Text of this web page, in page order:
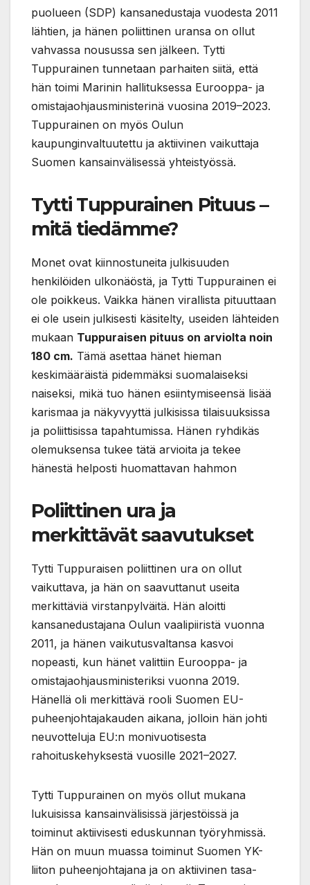
puolueen (SDP) kansanedustaja vuodesta 2011
lähtien, ja hänen poliittinen uransa on ollut
vahvassa nousussa sen jälkeen. Tytti
Tuppurainen tunnetaan parhaiten siitä, että
hän toimi Marinin hallituksessa Eurooppa- ja
omistajaohjausministerinä vuosina 2019–2023.
Tuppurainen on myös Oulun
kaupunginvaltuutettu ja aktiivinen vaikuttaja
Suomen kansainvälisessä yhteistyössä.
Tytti Tuppurainen Pituus –
mitä tiedämme?
Monet ovat kiinnostuneita julkisuuden
henkilöiden ulkonäöstä, ja Tytti Tuppurainen ei
ole poikkeus. Vaikka hänen virallista pituuttaan
ei ole usein julkisesti käsitelty, useiden lähteiden
mukaan Tuppuraisen pituus on arviolta noin
180 cm. Tämä asettaa hänet hieman
keskimääräistä pidemmäksi suomalaiseksi
naiseksi, mikä tuo hänen esiintymiseensä lisää
karismaa ja näkyvyyttä julkisissa tilaisuuksissa
ja poliittisissa tapahtumissa. Hänen ryhdikäs
olemuksensa tukee tätä arvioita ja tekee
hänestä helposti huomattavan hahmon
Poliittinen ura ja
merkittävät saavutukset
Tytti Tuppuraisen poliittinen ura on ollut
vaikuttava, ja hän on saavuttanut useita
merkittäviä virstanpylväitä. Hän aloitti
kansanedustajana Oulun vaalipiiristä vuonna
2011, ja hänen vaikutusvaltansa kasvoi
nopeasti, kun hänet valittiin Eurooppa- ja
omistajaohjausministeriksi vuonna 2019.
Hänellä oli merkittävä rooli Suomen EU-
puheenjohtajakauden aikana, jolloin hän johti
neuvotteluja EU:n monivuotisesta
rahoituskehyksestä vuosille 2021–2027.
Tytti Tuppurainen on myös ollut mukana
lukuisissa kansainvälisissä järjestöissä ja
toiminut aktiivisesti eduskunnan työryhmissä.
Hän on muun muassa toiminut Suomen YK-
liiton puheenjohtajana ja on aktiivinen tasa-